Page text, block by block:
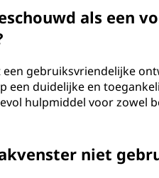
als een
gebruiksvriendelijke
een duidelijke en
hulpmiddel voor zowel
niet